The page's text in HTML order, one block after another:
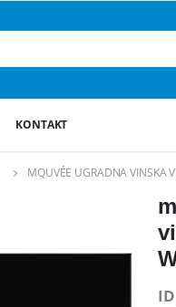
KONTAKT
MQUVÉE UGRADNA VINSKA